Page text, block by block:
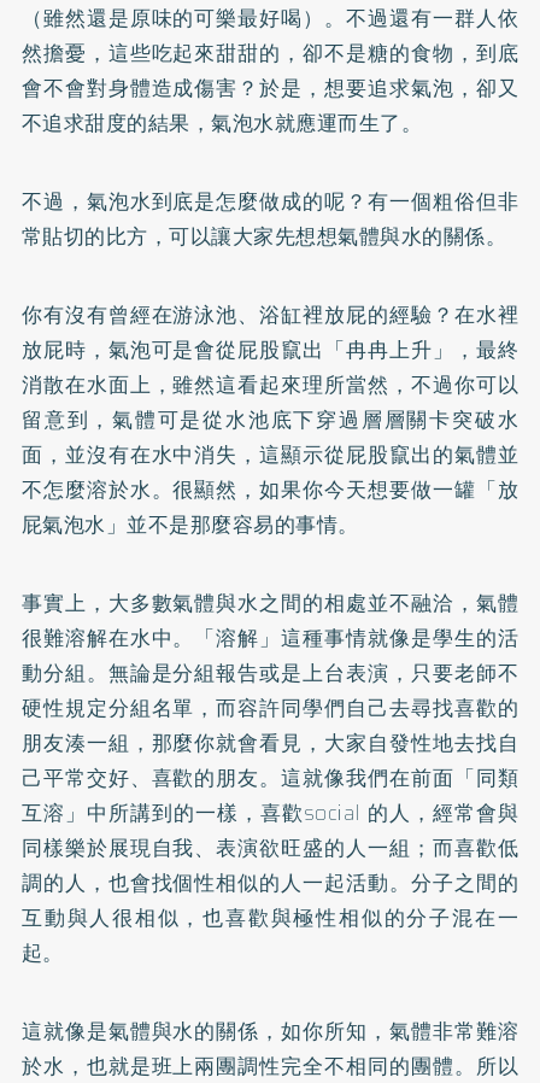
（雖然還是原味的可樂最好喝）。不過還有一群人依
然擔憂，這些吃起來甜甜的，卻不是糖的食物，到底
會不會對身體造成傷害？於是，想要追求氣泡，卻又
不追求甜度的結果，氣泡水就應運而生了。
不過，氣泡水到底是怎麼做成的呢？有一個粗俗但非
常貼切的比方，可以讓大家先想想氣體與水的關係。
你有沒有曾經在游泳池、浴缸裡放屁的經驗？在水裡
放屁時，氣泡可是會從屁股竄出「冉冉上升」，最終
消散在水面上，雖然這看起來理所當然，不過你可以
留意到，氣體可是從水池底下穿過層層關卡突破水
面，並沒有在水中消失，這顯示從屁股竄出的氣體並
不怎麼溶於水。很顯然，如果你今天想要做一罐「放
屁氣泡水」並不是那麼容易的事情。
事實上，大多數氣體與水之間的相處並不融洽，氣體
很難溶解在水中。「溶解」這種事情就像是學生的活
動分組。無論是分組報告或是上台表演，只要老師不
硬性規定分組名單，而容許同學們自己去尋找喜歡的
朋友湊一組，那麼你就會看見，大家自發性地去找自
己平常交好、喜歡的朋友。這就像我們在前面「同類
互溶」中所講到的一樣，喜歡social 的人，經常會與
同樣樂於展現自我、表演欲旺盛的人一組；而喜歡低
調的人，也會找個性相似的人一起活動。分子之間的
互動與人很相似，也喜歡與極性相似的分子混在一
起。
這就像是氣體與水的關係，如你所知，氣體非常難溶
於水，也就是班上兩團調性完全不相同的團體。所以